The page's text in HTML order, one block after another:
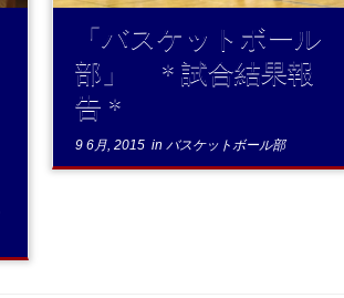
「バスケットボール
部」 ＊試合結果報
告＊
9 6月, 2015 inバスケットボール部